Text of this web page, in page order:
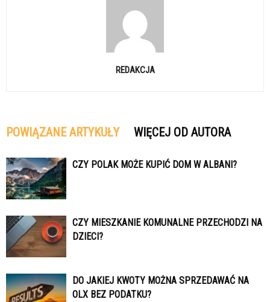
REDAKCJA
POWIĄZANE ARTYKUŁY WIĘCEJ OD AUTORA
CZY POLAK MOŻE KUPIĆ DOM W ALBANI?
CZY MIESZKANIE KOMUNALNE PRZECHODZI NA
DZIECI?
DO JAKIEJ KWOTY MOŻNA SPRZEDAWAĆ NA
OLX BEZ PODATKU?